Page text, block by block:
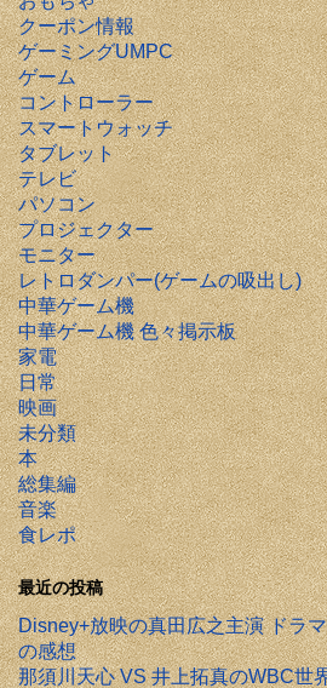
クーポン情報
ゲーミングUMPC
ゲーム
コントローラー
スマートウォッチ
タブレット
テレビ
パソコン
プロジェクター
モニター
レトロダンパー(ゲームの吸出し)
中華ゲーム機
中華ゲーム機 色々掲示板
家電
日常
映画
未分類
本
総集編
音楽
食レポ
最近の投稿
Disney+放映の真田広之主演 ドラ
の感想
那須川天心 VS 井上拓真のWBC世